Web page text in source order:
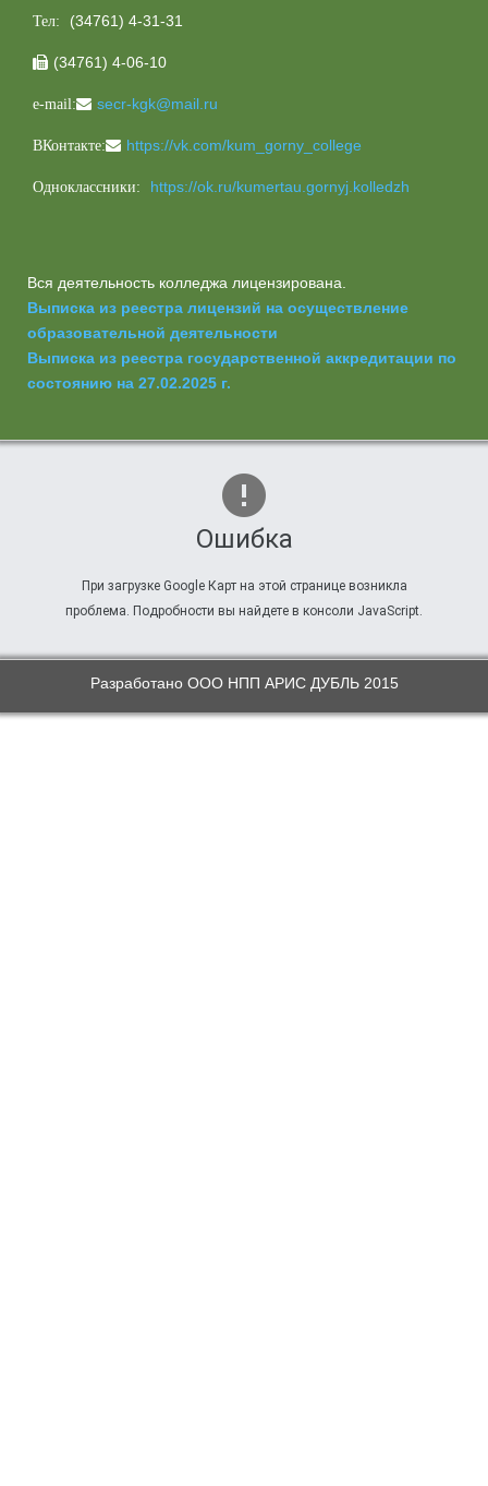
Тел: (34761) 4-31-31
 (34761) 4-06-10
e-mail: secr-kgk@mail.ru
ВКонтакте: https://vk.com/kum_gorny_college
Одноклассники: https://ok.ru/kumertau.gornyj.kolledzh
Вся деятельность колледжа лицензирована.
Выписка из реестра лицензий на осуществление
образовательной деятельности
Выписка из реестра государственной аккредитации по
состоянию на 27.02.2025 г.
Ошибка
При загрузке Google Карт на этой странице возникла
проблема. Подробности вы найдете в консоли JavaScript.
Разработано ООО НПП АРИС ДУБЛЬ 2015